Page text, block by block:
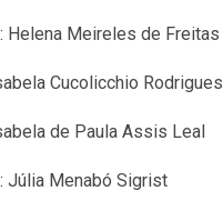
Helena Meireles de Freitas
Cucolicchio Rodrigues
de Paula Assis Leal
Júlia Menabó Sigrist